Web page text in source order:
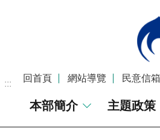
:::
回首頁 網站導覽 民意信箱
本部簡介 主題政策